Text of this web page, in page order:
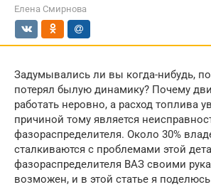
Елена Смирнова
Задумывались ли вы когда-нибудь,
потерял былую динамику? Почему
работать неровно, а расход топлива
причиной тому является
фазораспределителя. Около 30%
сталкиваются с проблемами этой
фазораспределителя ВАЗ своими
возможен, и в этой статье я